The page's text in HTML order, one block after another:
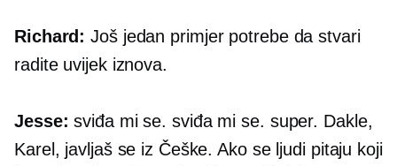
Richard: Još jedan primjer potrebe da stvari
radite uvijek iznova.
Jesse: sviđa mi se. sviđa mi se. super. Dakle,
Karel, javljaš se iz Češke. Ako se ljudi pitaju koji